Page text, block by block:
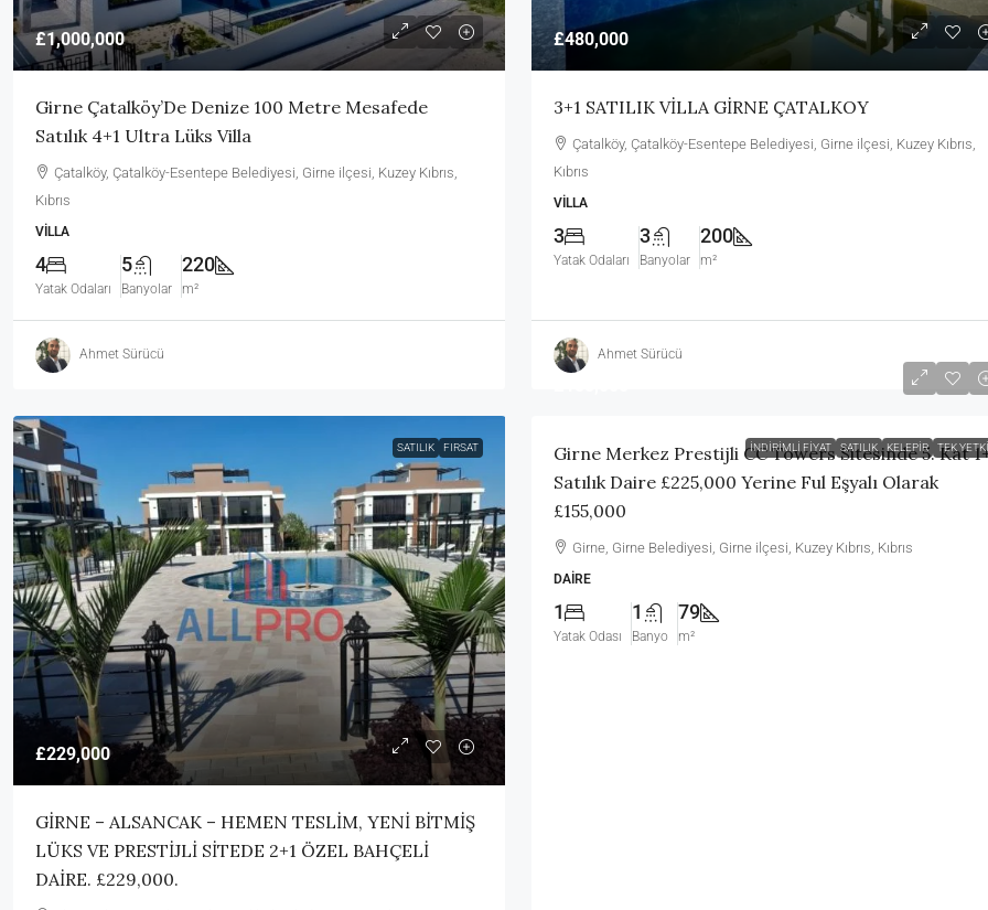
£1,000,000
Girne Çatalköy’De Denize 100 Metre Mesafede
Satılık 4+1 Ultra Lüks Villa
Çatalköy, Çatalköy-Esentepe Belediyesi, Girne ilçesi, Kuzey Kıbrıs,
Kıbrıs
VILLA
4
Yatak Odaları
5
Banyolar
220
m²
Ahmet Sürücü
£480,000
3+1 SATILIK VİLLA GİRNE ÇATALKOY
Çatalköy, Çatalköy-Esentepe Belediyesi, Girne ilçesi, Kuzey Kıbrıs,
Kıbrıs
VILLA
3
Yatak Odaları
3
Banyolar
200
m²
Ahmet Sürücü
SATILIK FIRSAT
£229,000
GİRNE – ALSANCAK – HEMEN TESLİM, YENİ BİTMİŞ
LÜKS VE PRESTİJLİ SİTEDE 2+1 ÖZEL BAHÇELİ
DAİRE. £229,000.
İNDIRIMLI FIYAT SATILIK KELEPIR TEK
Girne Merkez Prestijli CC Towers Sitesinde 5. Kat
Satılık Daire £225,000 Yerine Ful Eşyalı Olarak
£155,000
Girne, Girne Belediyesi, Girne ilçesi, Kuzey Kıbrıs, Kıbrıs
DAIRE
1
Yatak Odası
1
Banyo
79
m²